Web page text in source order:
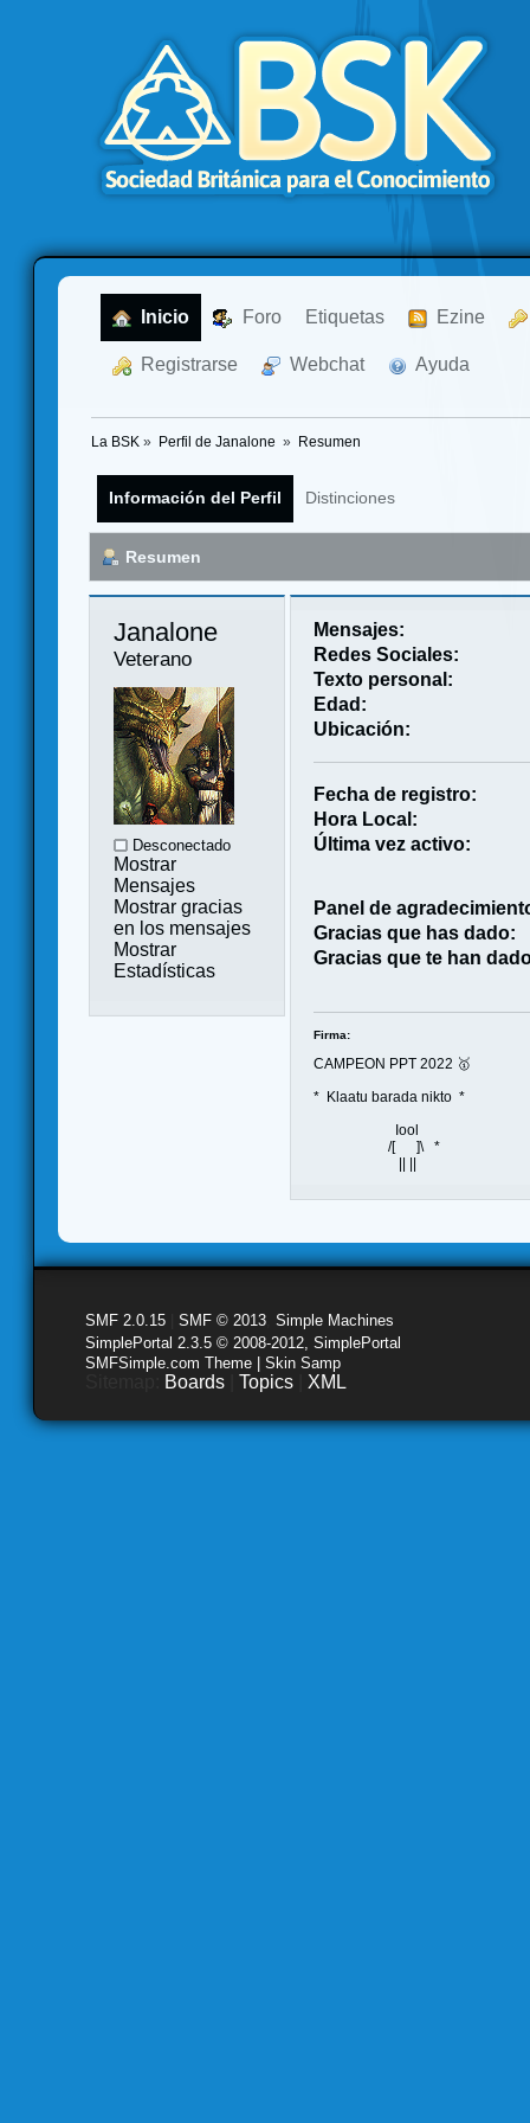
Inicio Foro Etiquetas Ezine
Registrarse Webchat Ayuda
La BSK » Perfil de Janalone » Resumen
Información del Perfil Distinciones
Resumen
Janalone
Veterano
Desconectado
Mostrar
Mensajes
Mostrar gracias
en los mensajes
Mostrar
Estadísticas
Mensajes:
Redes Sociales:
Texto personal:
Edad:
Ubicación:
Fecha de registro:
Hora Local:
Última vez activo:
Panel de
Gracias que has dado:
Gracias que te han
Firma:
CAMPEON PPT 2022 🥇
* Klaatu barada nikto *
Iool
/[ ]\ *
|| ||
SMF 2.0.15 SMF © 2013 Simple Machines
SimplePortal 2.3.5 © 2008-2012, SimplePortal
SMFSimple.com Theme | Skin Samp
Boards Topics XML